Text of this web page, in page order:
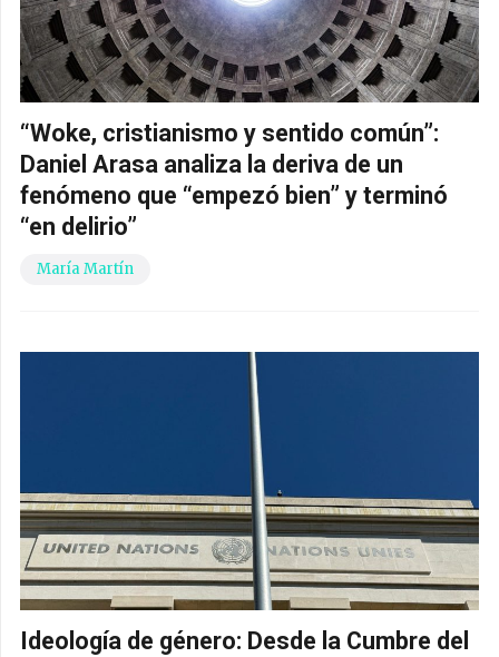
“Woke, cristianismo y sentido común”:
Daniel Arasa analiza la deriva de un
fenómeno que “empezó bien” y terminó
“en delirio”
María Martín
Ideología de género: Desde la Cumbre del